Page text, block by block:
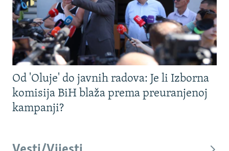
Od 'Oluje' do javnih radova: Je li Izborna
komisija BiH blaža prema preuranjenoj
kampanji?